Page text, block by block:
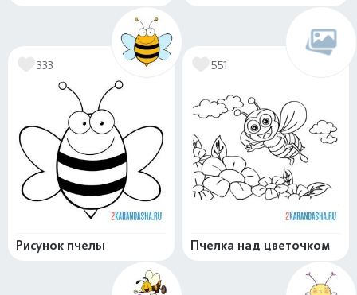
333
Рисунок пчелы
551
Пчелка над цветочком